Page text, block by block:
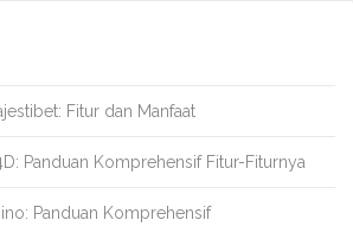
Fitur dan Manfaat
Panduan Komprehensif Fitur-Fiturnya
Panduan Komprehensif